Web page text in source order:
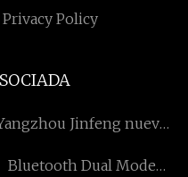
Privacy Policy
Jinfeng nuevo
Limitado
Bluetooth Dual Mode